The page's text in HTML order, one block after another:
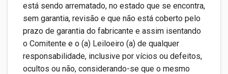
está sendo arrematado, no estado que se encontra,
sem garantia, revisão e que não está coberto pelo
prazo de garantia do fabricante e assim isentando
o Comitente e o (a) Leiloeiro (a) de qualquer
responsabilidade, inclusive por vícios ou defeitos,
ocultos ou não, considerando-se que o mesmo